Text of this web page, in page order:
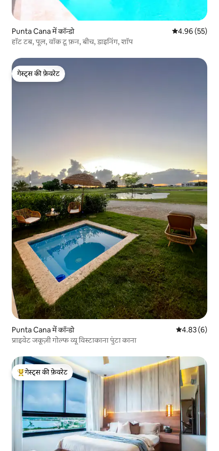
Punta Cana में कॉन्डो औसत रेटिंग 5 में
4.96 (55)
हॉट टब, पूल, वॉक टू फ़न, बीच, डाइनिंग, शॉप
गेस्ट्स की फ़ेवरेट
गेस्ट्स की फ़ेवरेट
Punta Cana में कॉन्डो औसत रेटिंग 5 में
4.83 (6)
प्राइवेट जकूज़ी गोल्फ व्यू विस्टाकाना पुंटा काना
गेस्ट्स का टॉप फ़ेवरेट
गेस्ट्स की फ़ेवरेट